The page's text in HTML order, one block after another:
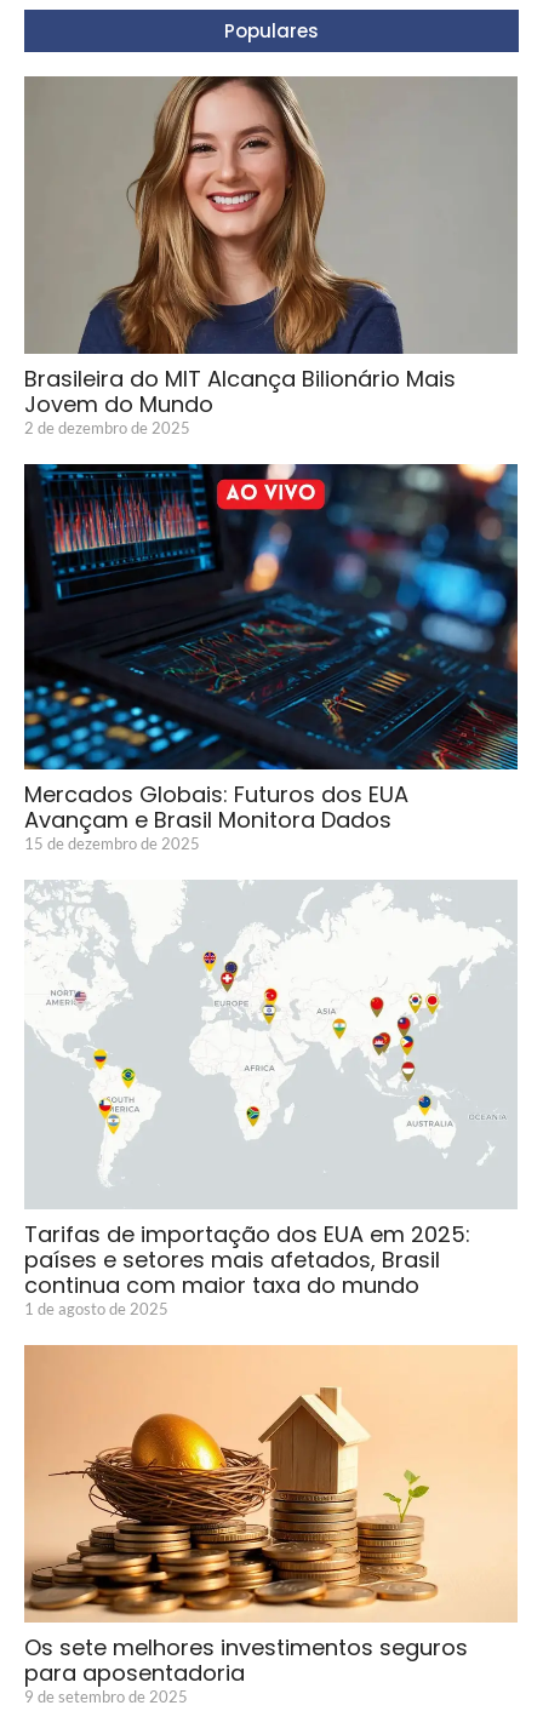
Populares
Brasileira do MIT Alcança Bilionário Mais
Jovem do Mundo
2 de dezembro de 2025
Mercados Globais: Futuros dos EUA
Avançam e Brasil Monitora Dados
15 de dezembro de 2025
Tarifas de importação dos EUA em 2025:
países e setores mais afetados, Brasil
continua com maior taxa do mundo
1 de agosto de 2025
Os sete melhores investimentos seguros
para aposentadoria
9 de setembro de 2025